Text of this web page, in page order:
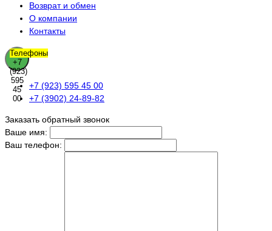
Возврат и обмен
О компании
Контакты
Телефоны
+7
(923)
595
45
00
+7 (923) 595 45 00
+7 (3902) 24-89-82
Заказать обратный звонок
Ваше имя:
Ваш телефон: